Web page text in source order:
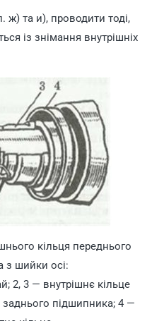
ж) та и), проводити тоді,
із знімання внутрішніх
кільця переднього
з шийки осі:
2, 3 — внутрішнє кільце
заднього підшипника; 4 —